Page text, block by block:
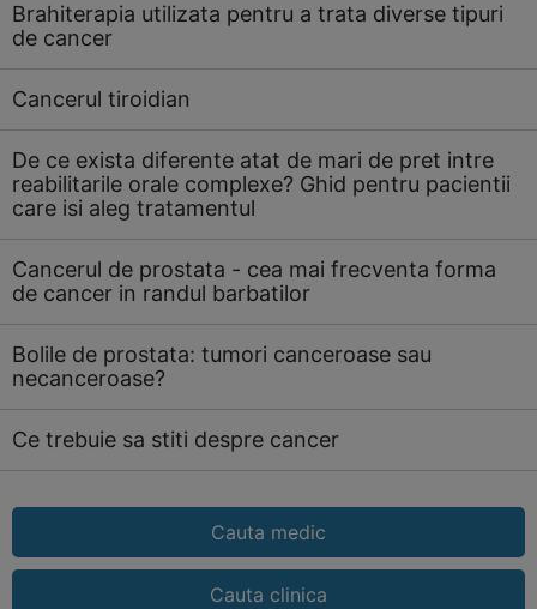
Brahiterapia utilizata pentru a trata diverse tipuri
de cancer
Cancerul tiroidian
De ce exista diferente atat de mari de pret intre
reabilitarile orale complexe? Ghid pentru pacientii
care isi aleg tratamentul
Cancerul de prostata - cea mai frecventa forma
de cancer in randul barbatilor
Bolile de prostata: tumori canceroase sau
necanceroase?
Ce trebuie sa stiti despre cancer
Cauta medic
Cauta clinica